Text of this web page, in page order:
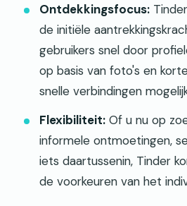
Ontdekkingsfocus:
de initiële
gebruikers snel door
op basis van foto's en
snelle verbindingen
Flexibiliteit: Of u nu op
informele ontmoetingen,
iets daartussenin, Tinder
de voorkeuren van het